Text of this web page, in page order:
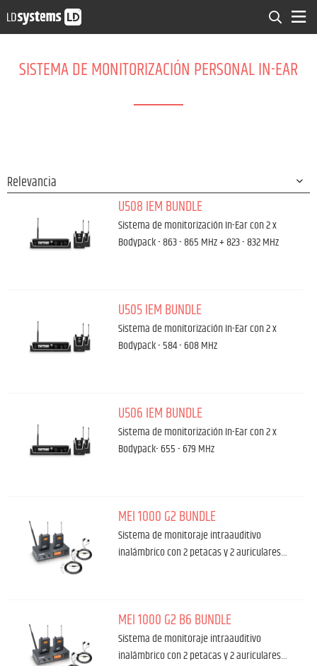
SISTEMA DE MONITORIZACIÓN PERSONAL IN-EAR
U508 IEM BUNDLE
Sistema de monitorización In-Ear con 2 x
Bodypack - 863 - 865 MHz + 823 - 832 MHz
U505 IEM BUNDLE
Sistema de monitorización In-Ear con 2 x
Bodypack - 584 - 608 MHz
U506 IEM BUNDLE
Sistema de monitorización In-Ear con 2 x
Bodypack- 655 - 679 MHz
MEI 1000 G2 BUNDLE
Sistema de monitoraje intraauditivo
inalámbrico con 2 petacas y 2 auriculares…
MEI 1000 G2 B6 BUNDLE
Sistema de monitoraje intraauditivo
inalámbrico con 2 petacas y 2 auriculares…